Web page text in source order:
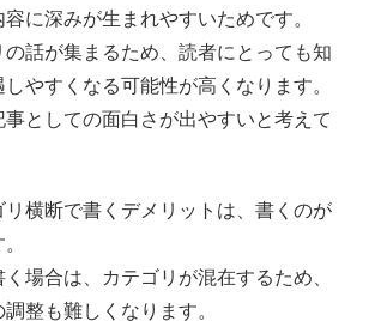
に深みが生まれやすいためです。
話が集まるため、読者にとっても知
やすくなる可能性が高くなります。
としての面白さが出やすいと考えて
横断で書くデメリットは、書くのが
場合は、カテゴリが混在するため、
整も難しくなります。